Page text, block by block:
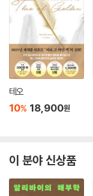
로스는 독자들을 참혹
타일의 근엄함으로 작
환상으로 보이기 시작
너무도 끔찍한 역사소
스콰이어
테오
10% 18,900원
이 분야 신상품